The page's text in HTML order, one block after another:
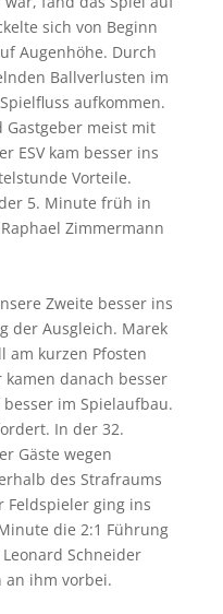
sich von Beginn
Augenhöhe. Durch
Ballverlusten im
aufkommen.
Gastgeber meist mit
ESV kam besser ins
Vorteile.
5. Minute früh in
Zimmermann
Zweite besser ins
der Ausgleich. Marek
am kurzen Pfosten
danach besser
im Spielaufbau.
In der 32.
Gäste wegen
des Strafraums
Feldspieler ging ins
die 2:1 Führung
Schneider
an ihm vorbei.